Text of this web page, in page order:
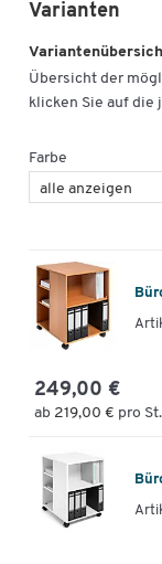
Varianten
Übersicht der
klicken Sie auf die
Farbe
249,00 €
ab 219,00 € pro